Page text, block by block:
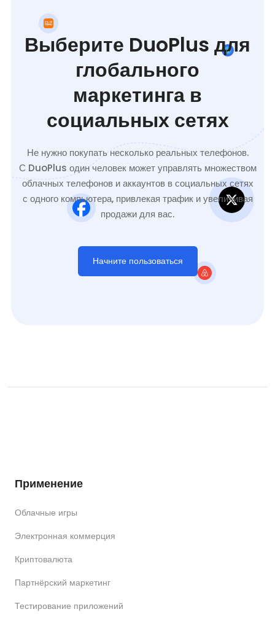
Выберите DuoPlus для
глобального
маркетинга в
социальных сетях
Не нужно покупать несколько реальных телефонов.
С DuoPlus один человек может управлять множеством
облачных телефонов и аккаунтов в социальных сетях
с одного компьютера, привлекая трафик и увеличивая
продажи для вас.
Начните пользоваться
Применение
Облачные игры
Электронная коммерция
Криптовалюта
Партнёрский маркетинг
Тестирование приложений